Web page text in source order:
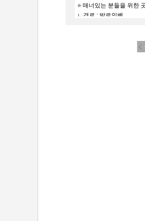
⭐ 매너있는 분들을 위한
ㄴ경로 : 발로인벤